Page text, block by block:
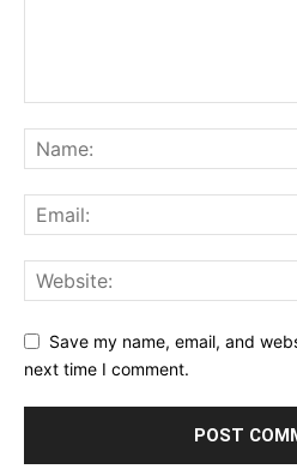
Save my name, email, and
next time I comment.